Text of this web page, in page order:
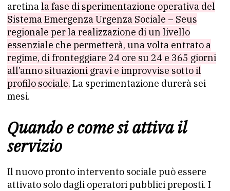
aretinala fase di sperimentazione operativa del
Sistema Emergenza Urgenza Sociale – Seus
regionale per la realizzazione di un livello
essenziale che permetterà, una volta entrato a
regime, di fronteggiare 24 ore su 24 e 365 giorni
all’anno situazioni gravi e improvvise sotto il
profilo sociale. La sperimentazione durerà sei
mesi.
Quando e come si attiva il
servizio
Il nuovo pronto intervento sociale può essere
attivato solo dagli operatori pubblici preposti. I